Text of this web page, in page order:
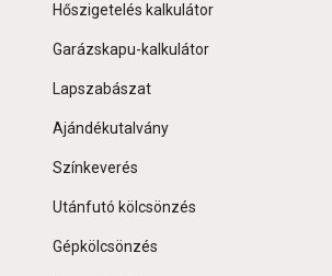
Hőszigetelés kalkulátor
Garázskapu-kalkulátor
Lapszabászat
Ajándékutalvány
Színkeverés
Utánfutó kölcsönzés
Gépkölcsönzés